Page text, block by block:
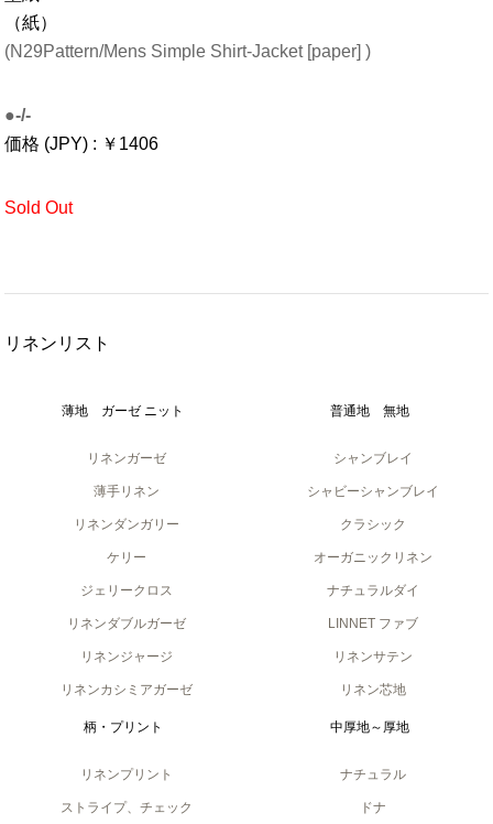
（紙）
(N29Pattern/Mens Simple Shirt-Jacket [paper] )
●-/-
価格 (JPY) : ￥1406
Sold Out
リネンリスト
薄地 ガーゼ ニット
リネンガーゼ
薄手リネン
リネンダンガリー
ケリー
ジェリークロス
リネンダブルガーゼ
リネンジャージ
リネンカシミアガーゼ
普通地 無地
シャンブレイ
シャビーシャンブレイ
クラシック
オーガニックリネン
ナチュラルダイ
LINNET ファブ
リネンサテン
リネン芯地
柄・プリント
リネンプリント
ストライプ、チェック
中厚地～厚地
ナチュラル
ドナ